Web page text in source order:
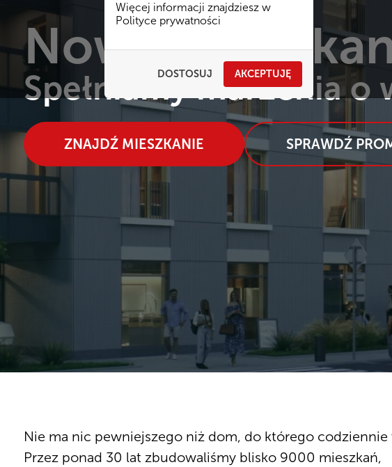
Więcej informacji znajdziesz w
Polityce prywatności
DOSTOSUJ AKCEPTUJĘ
Nowe
Spełniamy marzenia o
ZNAJDŹ MIESZKANIE SPRAWDŹ
Nie ma nic pewniejszego niż dom, do którego codziennie
Przez ponad 30 lat zbudowaliśmy blisko 9000 mieszkań,